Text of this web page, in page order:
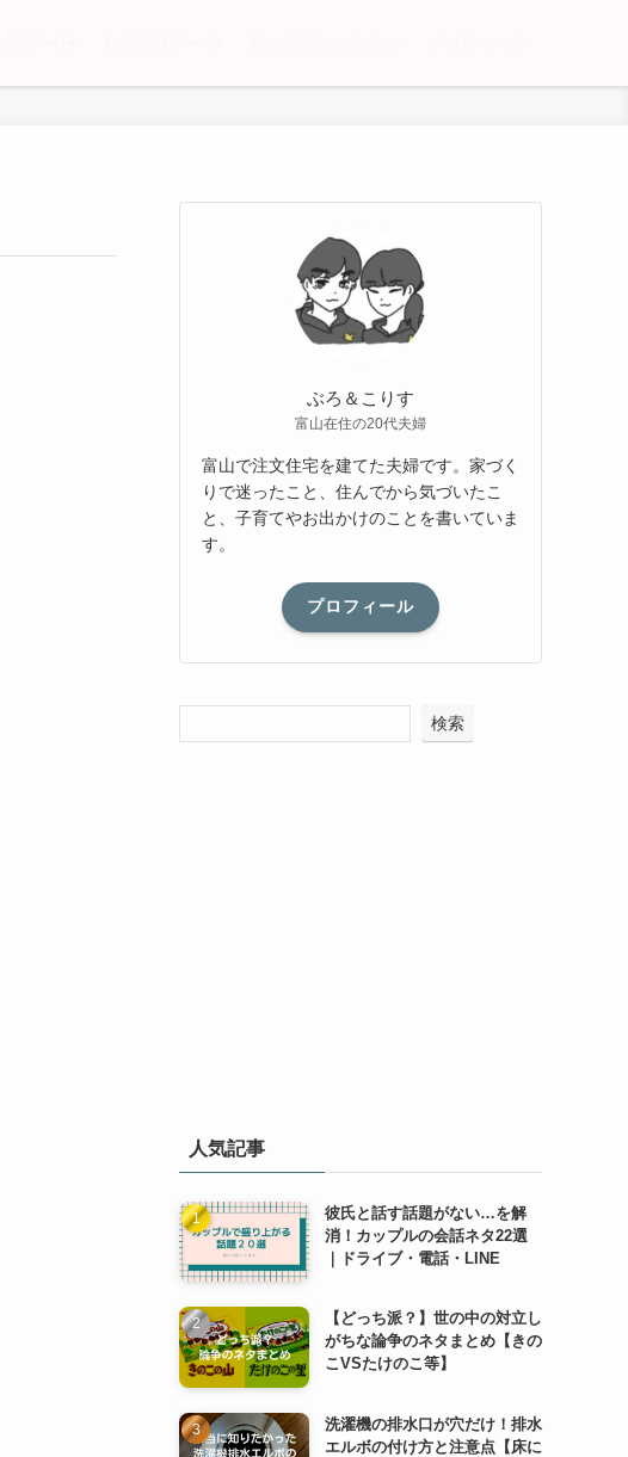
ぶろ＆こりす
富山在住の20代夫婦
富山で注文住宅を建てた夫婦です。家づく
りで迷ったこと、住んでから気づいたこ
と、子育てやお出かけのことを書いていま
す。
プロフィール
検索
人気記事
彼氏と話す話題がない…を解
消！カップルの会話ネタ22選
｜ドライブ・電話・LINE
【どっち派？】世の中の対立し
がちな論争のネタまとめ【きの
こVSたけのこ等】
洗濯機の排水口が穴だけ！排水
エルボの付け方と注意点【床に